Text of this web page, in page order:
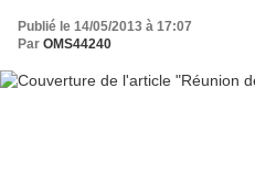
Publié le 14/05/2013 à 17:07
Par OMS44240